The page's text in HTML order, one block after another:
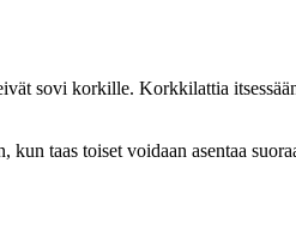
sovi korkille. Korkkilattia
taas toiset voidaan asentaa